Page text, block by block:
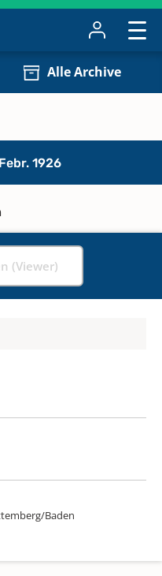
Alle Archive
1926
(Viewer)
Baden